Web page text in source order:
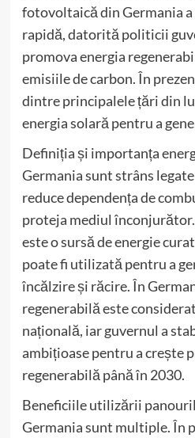
fotovoltaică din Germania
rapidă, datorită politicii
promova energia
emisiile de carbon. În
dintre principalele țări din
energia solară pentru a
Definiția și importanța
Germania sunt strâns
reduce dependența de
proteja mediul
este o sursă de energie
poate fi utilizată pentru a
încălzire și răcire. În
regenerabilă este
națională, iar guvernul a
ambițioase pentru a crește
regenerabilă până în 2030.
Beneficiile utilizării
Germania sunt multiple. În